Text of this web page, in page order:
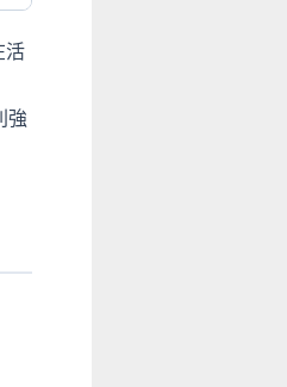
活
強